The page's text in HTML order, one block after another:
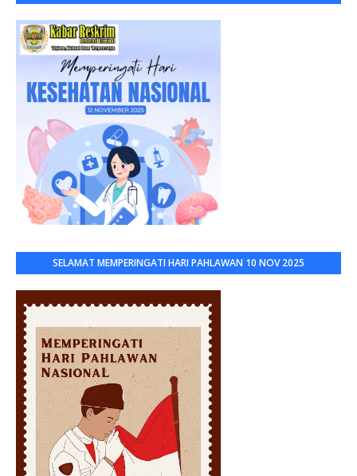
SELAMAT MEMPERINGATI HARI PAHLAWAN 10 NOV 2025